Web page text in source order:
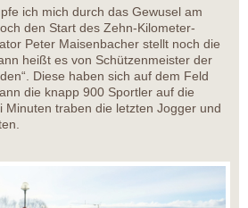
ich mich durch das Gewusel am
den Start des Zehn-Kilometer-
Peter Maisenbacher stellt noch die
heißt es von Schützenmeister der
Diese haben sich auf dem Feld
die knapp 900 Sportler auf die
Minuten traben die letzten Jogger und